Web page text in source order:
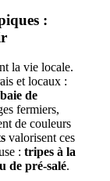
:
la vie locale.
et locaux :
de
fermiers,
de couleurs
valorisent ces
: tripes à la
de pré-salé.